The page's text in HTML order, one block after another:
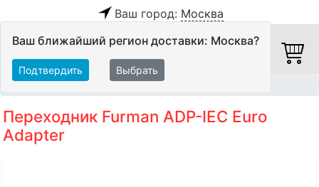
Ваш город: Москва
Ваш ближайший регион доставки: Москва?
Подтвердить Выбрать
Переходник Furman ADP-IEC Euro
Adapter